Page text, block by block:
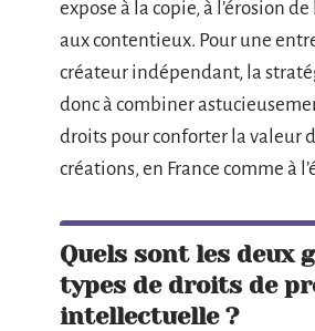
expose à la copie, à l’érosion
aux contentieux. Pour une
créateur indépendant, la
donc à combiner
droits pour conforter la valeur
créations, en France comme à
Quels sont les deux
types de droits de
intellectuelle ?